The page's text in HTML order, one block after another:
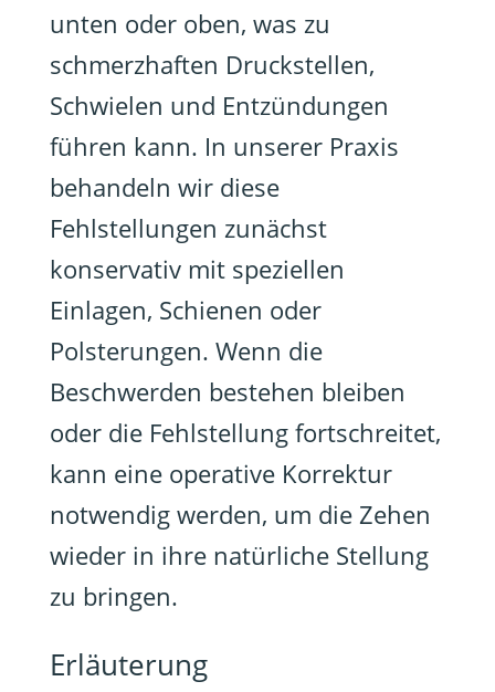
unten oder oben, was zu
schmerzhaften Druckstellen,
Schwielen und Entzündungen
führen kann. In unserer Praxis
behandeln wir diese
Fehlstellungen zunächst
konservativ mit speziellen
Einlagen, Schienen oder
Polsterungen. Wenn die
Beschwerden bestehen bleiben
oder die Fehlstellung fortschreitet,
kann eine operative Korrektur
notwendig werden, um die Zehen
wieder in ihre natürliche Stellung
zu bringen.
Erläuterung